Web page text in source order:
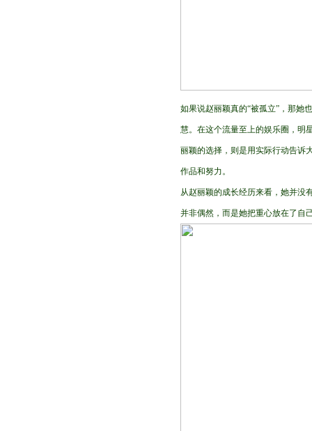
如果说赵丽颖真的“被孤立”，那她
慧。在这个流量至上的娱乐圈，明
丽颖的选择，则是用实际行动告诉
作品和努力。
从赵丽颖的成长经历来看，她并没
并非偶然，而是她把重心放在了自